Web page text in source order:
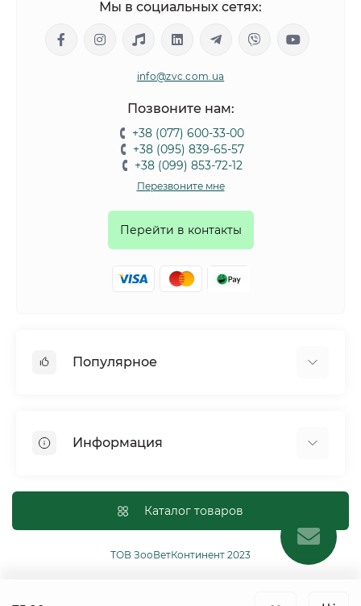
Мы в социальных сетях:
info@zvc.com.ua
Позвоните нам:
+38 (077) 600-33-00
+38 (095) 839-65-57
+38 (099) 853-72-12
Перезвоните мне
Перейти в контакты
Популярное
Птицы
Рептилии
Сельскохозяйственные животные и птицы
Информация
Оплата и доставка
Политика конфиденциальности
Условия соглашения
Каталог товаров
ТОВ ЗооВетКонтинент 2023